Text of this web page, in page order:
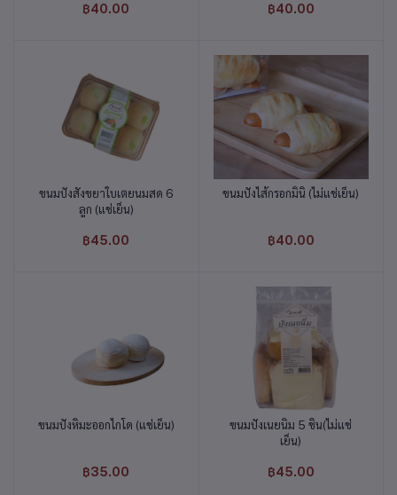
฿40.00 ฿40.00
หยิบใส่ตะกร้า
ขนมปังสังขยาใบเตยนมสด 6
ลูก (แช่เย็น)
฿45.00
หยิบใส่ตะกร้า
ขนมปังไส้กรอกมินิ (ไม่แช่เย็น)
฿40.00
หยิบใส่ตะกร้า
ขนมปังหิมะออกไกโด (แช่เย็น)
฿35.00
หยิบใส่ตะกร้า
ขนมปังเนยนิ่ม 5 ชิ้น(ไม่แช่
เย็น)
฿45.00